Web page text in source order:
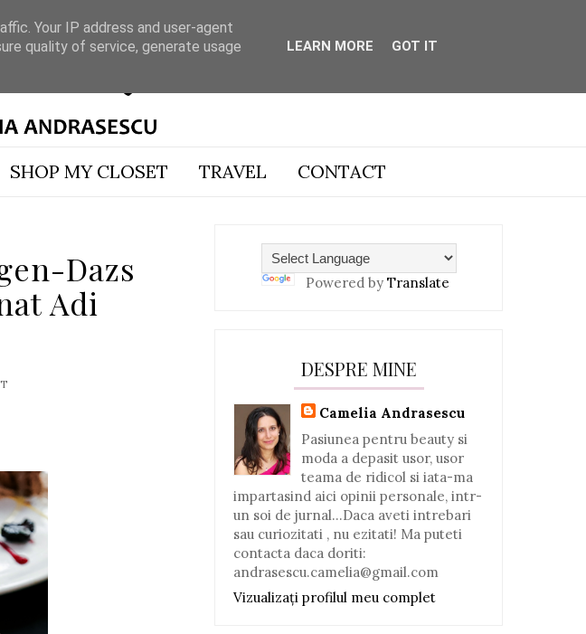
SHOP MY CLOSET TRAVEL CONTACT
Dazs
Adi
Powered by Translate
DESPRE MINE
Camelia Andrasescu
Pasiunea pentru beauty si
moda a depasit usor, usor
teama de ridicol si iata-ma
impartasind aici opinii personale, intr-
un soi de jurnal...Daca aveti intrebari
sau curiozitati , nu ezitati! Ma puteti
contacta daca doriti:
andrasescu.camelia@gmail.com
Vizualizați profilul meu complet
Your IP address and user-agent
quality of service, generate usage
LEARN MORE GOT IT